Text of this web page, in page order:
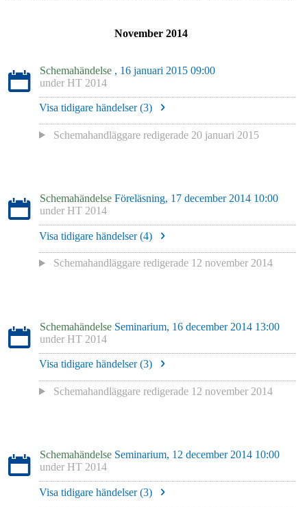
November 2014
Schemahändelse , 16 januari 2015 09:00
under HT 2014
Visa tidigare händelser (3)
Schemahandläggare redigerade 20 januari 2015
Schemahändelse Föreläsning, 17 december 2014 10:00
under HT 2014
Visa tidigare händelser (4)
Schemahandläggare redigerade 12 november 2014
Schemahändelse Seminarium, 16 december 2014 13:00
under HT 2014
Visa tidigare händelser (3)
Schemahandläggare redigerade 12 november 2014
Schemahändelse Seminarium, 12 december 2014 10:00
under HT 2014
Visa tidigare händelser (3)